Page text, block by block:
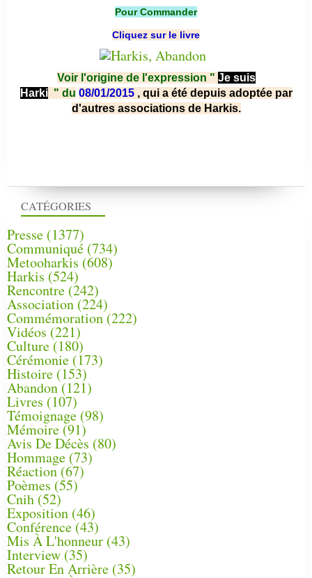
CATÉGORIES
Presse (1377)
Communiqué (734)
Metooharkis (608)
Harkis (524)
Rencontre (242)
Association (224)
Commémoration(222)
Vidéos (221)
Culture(180)
Cérémonie (173)
Histoire (153)
Abandon(121)
Livres (107)
Témoignage (98)
Mémoire (91)
Avis De Décès (80)
Hommage (73)
Réaction(67)
Poèmes (55)
Cnih (52)
Exposition (46)
Conférence(43)
Mis À L'honneur (43)
Interview (35)
Retour En Arrière (35)
Pour Commander
Cliquez sur le livre
Voir l'origine de l'expression " Je suis
Harki " du 08/01/2015 , qui a été depuis adoptée par
d'autres associations de Harkis.